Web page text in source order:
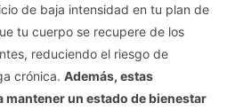
de baja intensidad en tu plan de
tu cuerpo se recupere de los
reduciendo el riesgo de
crónica. Además, estas
un estado de bienestar